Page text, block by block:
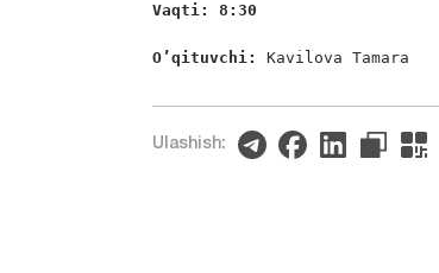
Vaqti: 8:30
O’qituvchi: Kavilova Tamara
Ulashish: